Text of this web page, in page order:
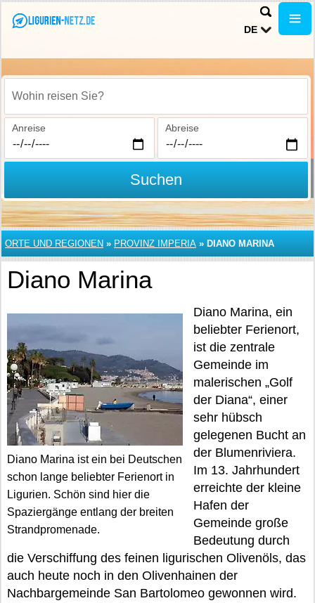
DE
Wohin reisen Sie?
Anreise Abreise
Suchen
ORTE UND REGIONEN » PROVINZ IMPERIA » DIANO MARINA
Diano Marina
Diano Marina ist ein bei Deutschen
schon lange beliebter Ferienort in
Ligurien. Schön sind hier die
Spaziergänge entlang der breiten
Strandpromenade.
Diano Marina, ein
beliebter Ferienort,
ist die zentrale
Gemeinde im
malerischen „Golf
der Diana“, einer
sehr hübsch
gelegenen Bucht an
der Blumenriviera.
Im 13. Jahrhundert
erreichte der kleine
Hafen der
Gemeinde große
Bedeutung durch
die Verschiffung des feinen ligurischen Olivenöls, das
auch heute noch in den Olivenhainen der
Nachbargemeinde San Bartolomeo gewonnen wird.